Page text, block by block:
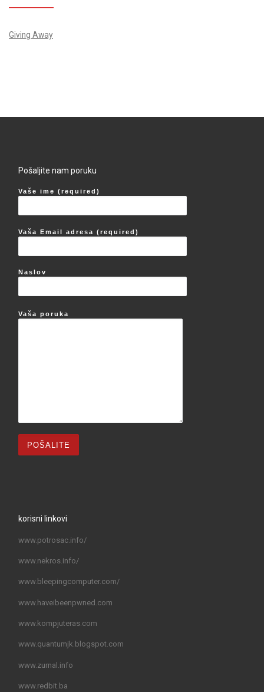
Giving Away
Pošaljite nam poruku
Vaše ime (required)
Vaša Email adresa (required)
Naslov
Vaša poruka
korisni linkovi
www.potrosac.info/
www.nekros.info/
www.bleepingcomputer.com/
www.haveibeenpwned.com
www.kompjuteras.com
www.quantumjk.blogspot.com
www.zurnal.info
www.redbit.ba